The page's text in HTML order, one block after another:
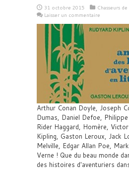
31 octobre 2015
Chasseurs
Laisser un commentaire
Arthur Conan Doyle, Joseph
Dumas, Daniel Defoe,
Rider Haggard, Homère,
Kipling, Gaston Leroux, Jack
Melville, Edgar Allan Poe,
Verne ! Que du beau monde
des histoires d'aventuriers